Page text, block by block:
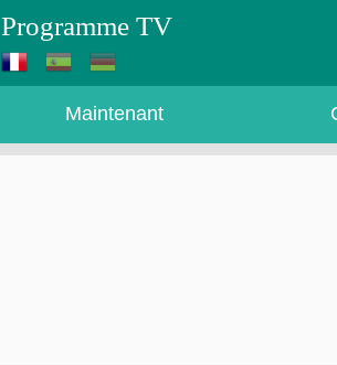
Programme TV
Maintenant